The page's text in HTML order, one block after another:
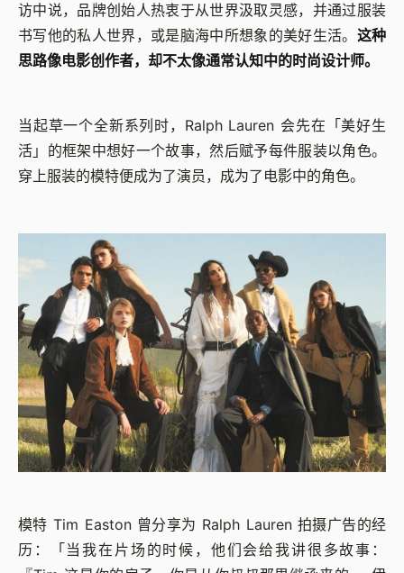
访中说，品牌创始人热衷于从世界汲取灵感，并通过服装
书写他的私人世界，或是脑海中所想象的美好生活。 这种
思路像电影创作者，却不太像通常认知中的时尚设计师。
当起草一个全新系列时，Ralph Lauren 会先在「美好生
活」的框架中想好一个故事，然后赋予每件服装以角色。
穿上服装的模特便成为了演员，成为了电影中的角色。
模特 Tim Easton 曾分享为 Ralph Lauren 拍摄广告的经
历：「当我在片场的时候，他们会给我讲很多故事：